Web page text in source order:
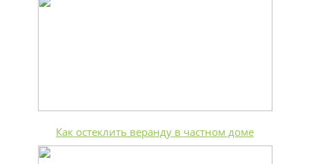
Как остеклить веранду в частном доме